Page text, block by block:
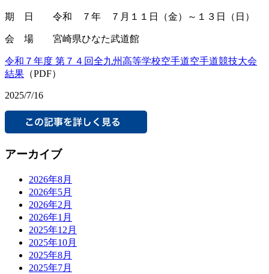
期 日 令和 ７年 ７月１１日（金）～１３日（日）
会 場 宮崎県ひなた武道館
令和７年度 第７４回全九州高等学校空手道空手道競技大会
結果 （PDF）
2025/7/16
アーカイブ
2026年8月
2026年5月
2026年2月
2026年1月
2025年12月
2025年10月
2025年8月
2025年7月